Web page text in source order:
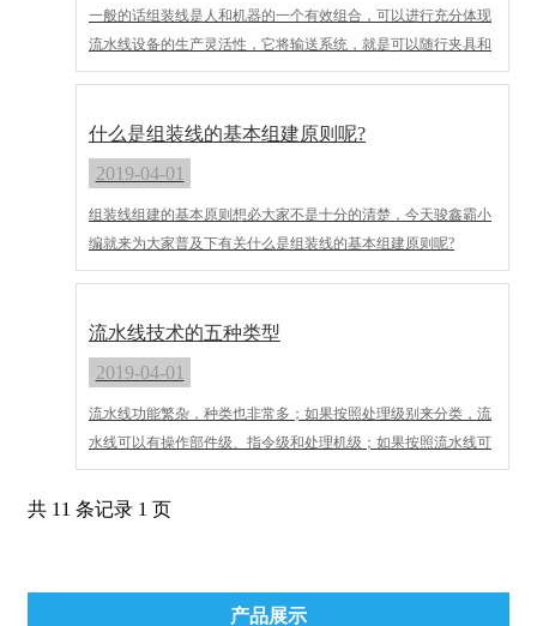
​一般的话组装线是人和机器的一个有效组合，可以进行充分体现
流水线设备的生产灵活性，它将输送系统，就是可以随行夹具和
在线专机，检测设备有效的组合联机生产，以满足多品种产品的
非同步传输柔性式，根据配置的选择，然后就是可以实现装配还
有输送的要求的。对于输送线在企业的批量生产中不可或缺，为
企业节省人力成本，提高生产效率。
什么是组装线的基本组建原则呢?
2019-04-01
组装线组建的基本原则想必大家不是十分的清楚，今天骏鑫霸小
编就来为大家普及下有关什么是组装线的基本组建原则呢?
流水线技术的五种类型
2019-04-01
流水线功能繁杂，种类也非常多；如果按照处理级别来分类，流
水线可以有操作部件级、指令级和处理机级；如果按照流水线可
以完成的动作的数量来分类，又可以分为单功能和流水线技术多
功能流水线；如果按照流水线内部的功能部件的连接方式来分
共 11 条记录 1 页
产品展示